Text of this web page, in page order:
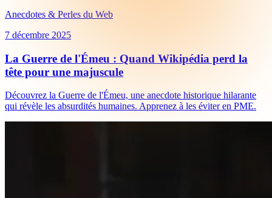
Anecdotes & Perles du Web
7 décembre 2025
La Guerre de l'Émeu : Quand Wikipédia perd la
tête pour une majuscule
Découvrez la Guerre de l'Émeu, une anecdote historique hilarante
qui révèle les absurdités humaines. Apprenez à les éviter en PME.